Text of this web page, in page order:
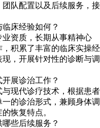
队配置以及后续服务，接
床经验如何？
资质，长期从事精神心
积累了丰富的临床实操经
，开展针对性的诊断与调
展诊治工作？
现代诊疗技术，根据患者
的诊治形式，兼顾身体调
恢复特点。
些后续服务？